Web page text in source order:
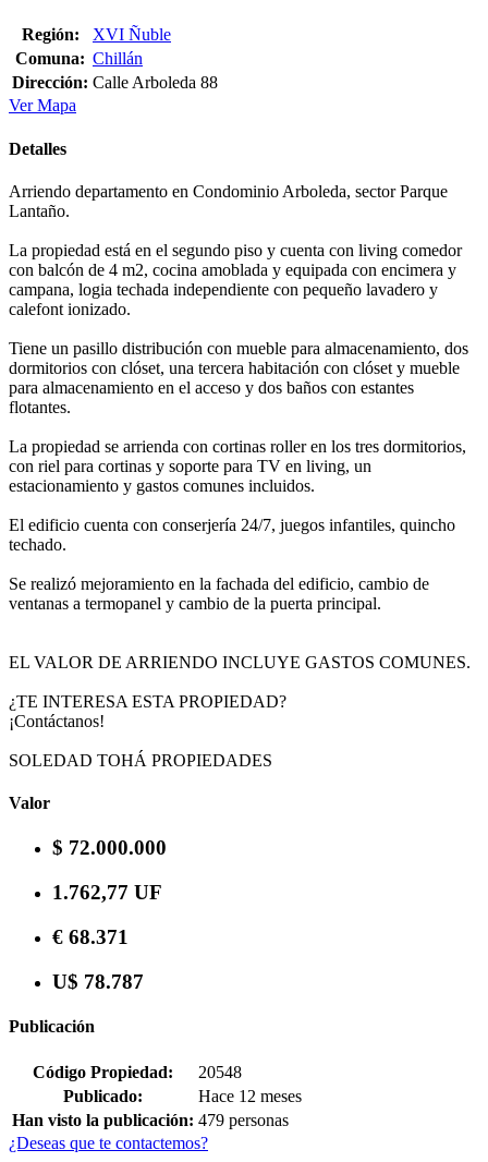
Región:
XVI Ñuble
Comuna: Chillán
Dirección: Calle Arboleda 88
Ver Mapa
Detalles
Arriendo departamento en Condominio Arboleda, sector Parque
Lantaño.
La propiedad está en el segundo piso y cuenta con living comedor
con balcón de 4 m2, cocina amoblada y equipada con encimera y
campana, logia techada independiente con pequeño lavadero y
calefont ionizado.
Tiene un pasillo distribución con mueble para almacenamiento, dos
dormitorios con clóset, una tercera habitación con clóset y mueble
para almacenamiento en el acceso y dos baños con estantes
flotantes.
La propiedad se arrienda con cortinas roller en los tres dormitorios,
con riel para cortinas y soporte para TV en living, un
estacionamiento y gastos comunes incluidos.
El edificio cuenta con conserjería 24/7, juegos infantiles, quincho
techado.
Se realizó mejoramiento en la fachada del edificio, cambio de
ventanas a termopanel y cambio de la puerta principal.
EL VALOR DE ARRIENDO INCLUYE GASTOS COMUNES.
¿TE INTERESA ESTA PROPIEDAD?
¡Contáctanos!
SOLEDAD TOHÁ PROPIEDADES
Valor
$ 72.000.000
1.762,77 UF
€ 68.371
U$ 78.787
Publicación
Código Propiedad:
20548
Publicado:
Hace 12 meses
Han visto la publicación: 479 personas
¿Deseas que te contactemos?